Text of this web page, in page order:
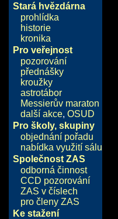
Stará hvězdárna
prohlídka
historie
kronika
Pro veřejnost
pozorování
přednášky
kroužky
astrotábor
Messierův maraton
další akce, OSUD
Pro školy, skupiny
objednání pořadu
nabídka využití sálu
Společnost ZAS
odborná činnost
CCD pozorování
ZAS v číslech
pro členy ZAS
Ke stažení